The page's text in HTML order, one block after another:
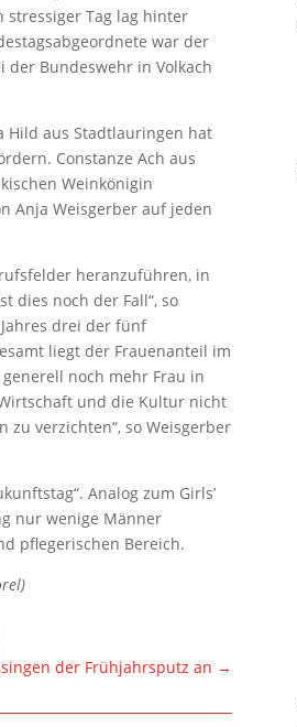
stressiger Tag lag hinter
war der
der Bundeswehr in Volkach
Hild aus Stadtlauringen hat
Constanze Ach aus
Weinkönigin
Anja Weisgerber auf jeden
heranzuführen, in
dies noch der Fall“, so
drei der fünf
liegt der Frauenanteil im
noch mehr Frau in
und die Kultur nicht
zu verzichten“, so Weisgerber
Analog zum Girls’
nur wenige Männer
pflegerischen Bereich.
der Frühjahrsputz an →